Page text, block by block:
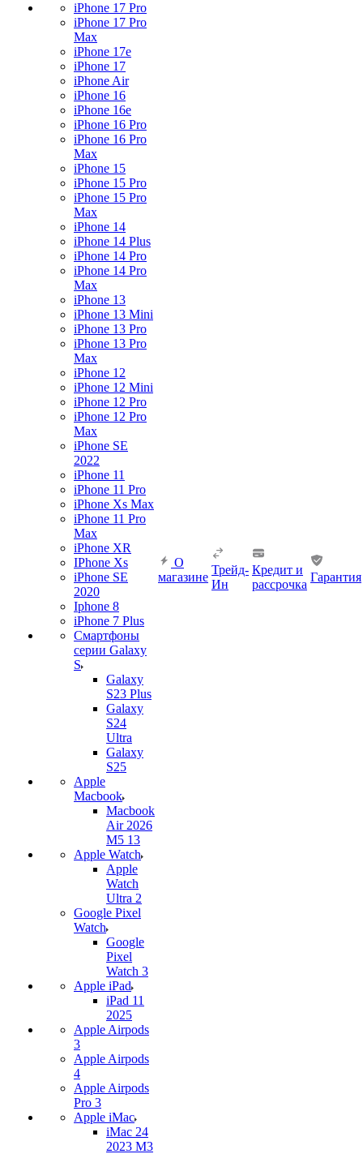
iPhone 17 Pro
iPhone 17 Pro
Max
iPhone 17e
iPhone 17
iPhone Air
iPhone 16
iPhone 16e
iPhone 16 Pro
iPhone 16 Pro
Max
iPhone 15
iPhone 15 Pro
iPhone 15 Pro
Max
iPhone 14
iPhone 14 Plus
iPhone 14 Pro
iPhone 14 Pro
Max
iPhone 13
iPhone 13 Mini
iPhone 13 Pro
iPhone 13 Pro
Max
iPhone 12
iPhone 12 Mini
iPhone 12 Pro
iPhone 12 Pro
Max
iPhone SE
2022
iPhone 11
iPhone 11 Pro
iPhone Xs Max
iPhone 11 Pro
Max
iPhone XR
IPhone Xs
iPhone SE
2020
Iphone 8
iPhone 7 Plus
Смартфоны
серии Galaxy
S
Galaxy
S23 Plus
Galaxy
S24
Ultra
Galaxy
S25
Apple
Macbook
Macbook
Air 2026
M5 13
Apple Watch
Apple
Watch
Ultra 2
Google Pixel
Watch
Google
Pixel
Watch 3
Apple iPad
iPad 11
2025
Apple Airpods
3
Apple Airpods
4
Apple Airpods
Pro 3
Apple iMac
iMac 24
2023 M3
О
магазине
Трейд-
Ин
Кредит и
рассрочка
Гарантия